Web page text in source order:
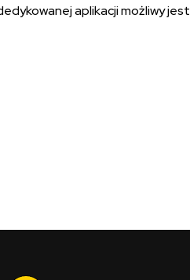
aplikacji możliwy jest